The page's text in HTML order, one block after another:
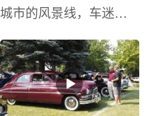
城市的风景线，车迷的